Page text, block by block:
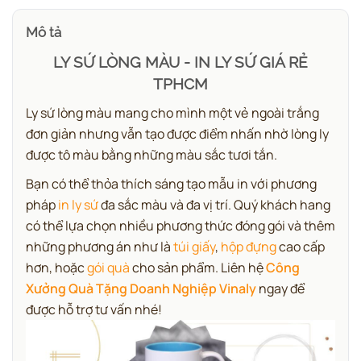
Mô tả
LY SỨ LÒNG MÀU - IN LY SỨ GIÁ RẺ
TPHCM
Ly sứ lòng màu mang cho mình một vẻ ngoài trắng
đơn giản nhưng vẫn tạo được điểm nhấn nhờ lòng ly
được tô màu bằng những màu sắc tươi tắn.
Bạn có thể thỏa thích sáng tạo mẫu in với phương
phápin ly sứđa sắc màu và đa vị trí. Quý khách hang
có thể lựa chọn nhiều phương thức đóng gói và thêm
những phương án như làtúi giấy, hộp đựngcao cấp
hơn, hoặcgói quàcho sản phẩm. Liên hệCông
Xưởng Quà Tặng Doanh Nghiệp Vinalyngay để
được hỗ trợ tư vấn nhé!